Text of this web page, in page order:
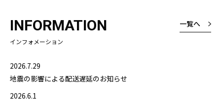
INFORMATION
インフォメーション
一覧へ
2026.7.29
地震の影響による配送遅延のお知らせ
2026.6.1